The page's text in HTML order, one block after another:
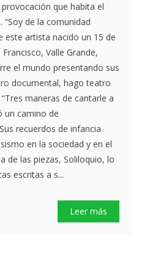
que habita el
“Soy de la comunidad
este artista nacido un 15 de
Valle Grande,
el mundo presentando sus
documental, hago teatro
maneras de cantarle a
un camino de
recuerdos de infancia
en la sociedad y en el
de las piezas, Soliloquio, lo
escritas a s...
Leer más